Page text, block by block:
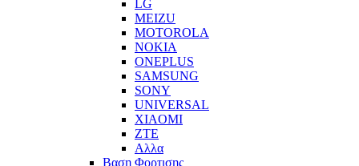
LG
MEIZU
MOTOROLA
NOKIA
ONEPLUS
SAMSUNG
SONY
UNIVERSAL
XIAOMI
ZTE
Αλλα
Βαση Φορτισης